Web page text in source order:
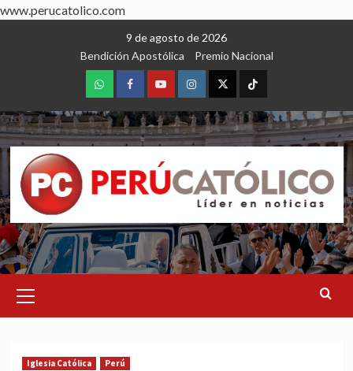
www.perucatolico.com
9 de agosto de 2026
Bendición Apostólica
Premio Nacional
WhatsAppFacebookYoutubeInstagram
X TikTok
Menu
Iglesia Católica Perú